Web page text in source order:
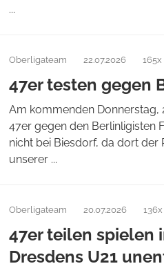
...
Oberligateam 22.07.2026
47er testen gegen
Am kommenden Donnerstag,
47er gegen den Berlinligisten
nicht bei Biesdorf, da dort der
unserer ...
Oberligateam 20.07.2026
47er teilen spielen
Dresdens U21